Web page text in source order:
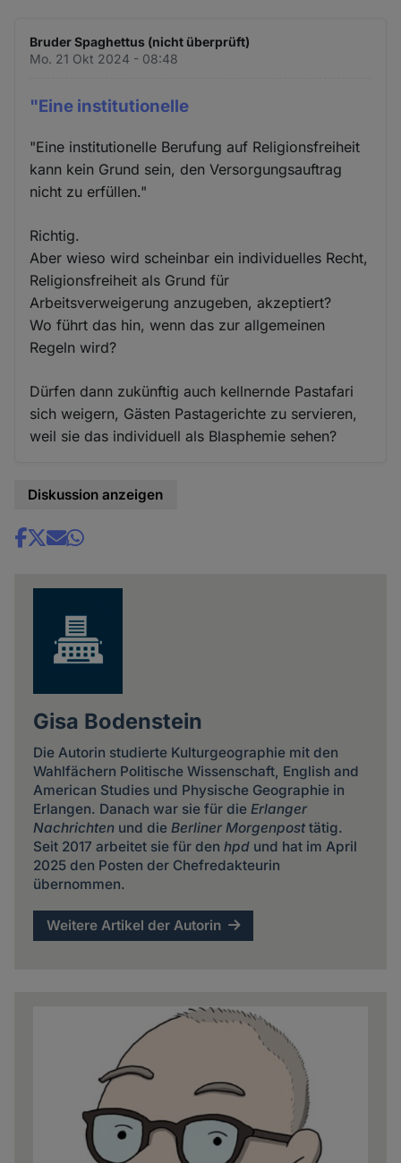
Bruder Spaghettus (nicht überprüft)
Mo. 21 Okt 2024 - 08:48
"Eine institutionelle
"Eine institutionelle Berufung auf Religionsfreiheit
kann kein Grund sein, den Versorgungsauftrag
nicht zu erfüllen."
Richtig.
Aber wieso wird scheinbar ein individuelles Recht,
Religionsfreiheit als Grund für
Arbeitsverweigerung anzugeben, akzeptiert?
Wo führt das hin, wenn das zur allgemeinen
Regeln wird?
Dürfen dann zukünftig auch kellnernde Pastafari
sich weigern, Gästen Pastagerichte zu servieren,
weil sie das individuell als Blasphemie sehen?
Diskussion anzeigen
Share
Gisa Bodenstein
Die Autorin studierte Kulturgeographie mit den
Wahlfächern Politische Wissenschaft, English and
American Studies und Physische Geographie in
Erlangen. Danach war sie für die Erlanger
Nachrichtenund die Berliner Morgenposttätig.
Seit 2017 arbeitet sie für den hpdund hat im April
2025 den Posten der Chefredakteurin
übernommen.
Weitere Artikel der Autorin